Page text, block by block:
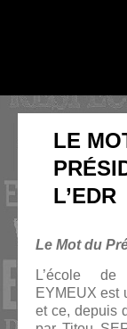
LE
L’EDR
Le Mot du
L’école
EYMEUX est
et ce, depuis